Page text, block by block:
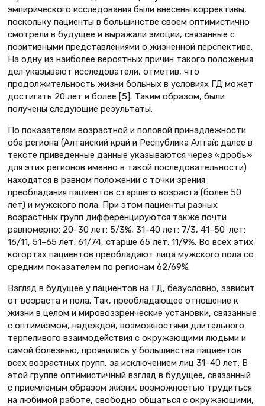
эмпирического исследования были внесены коррективы,
поскольку пациенты в большинстве своем оптимистично
смотрели в будущее и выражали эмоции, связанные с
позитивными представлениями о жизненной перспективе.
На одну из наиболее вероятных причин такого положения
дел указывают исследователи, отметив, что
продолжительность жизни больных в условиях ГД может
достигать 20 лет и более [5]. Таким образом, были
получены следующие результаты.
По показателям возрастной и половой принадлежности
оба региона (Алтайский край и Республика Алтай; далее в
тексте приведенные данные указываются через «дробь»
для этих регионов именно в такой последовательности)
находятся в равном положении с точки зрения
преобладания пациентов старшего возраста (более 50
лет) и мужского пола. При этом пациенты разных
возрастных групп дифференцируются также почти
равномерно: 20–30 лет: 5/3%, 31–40 лет: 7/3, 41–50 лет:
16/11, 51–65 лет: 61/74, старше 65 лет: 11/9%. Во всех этих
когортах пациентов преобладают лица мужского пола со
средним показателем по регионам 62/69%.
Взгляд в будущее у пациентов на ГД, безусловно, зависит
от возраста и пола. Так, преобладающее отношение к
жизни в целом и мировоззренческие установки, связанные
с оптимизмом, надеждой, возможностями длительного
терпеливого взаимодействия с окружающими людьми и
самой болезнью, проявились у большинства пациентов
всех возрастных групп, за исключением лиц 31–40 лет. В
этой группе оптимистичный взгляд в будущее, связанный
с приемлемым образом жизни, возможностью трудиться
на любимой работе, свободно общаться с окружающими,